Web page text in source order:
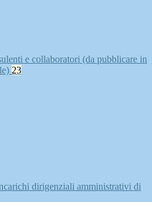
e collaboratori (da pubblicare in
23
dirigenziali amministrativi di